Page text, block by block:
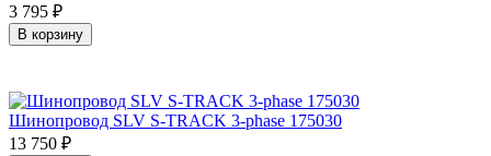
3 795 ₽
В корзину
Шинопровод SLV S-TRACK 3-phase 175030
13 750 ₽